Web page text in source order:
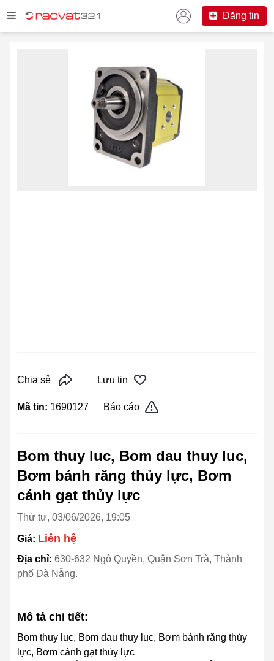
Đăng tin
Chia sẻ Lưu tin
Mã tin: 1690127 Báo cáo
Bom thuy luc, Bom dau thuy luc,
Bơm bánh răng thủy lực, Bơm
cánh gạt thủy lực
Thứ tư, 03/06/2026, 19:05
Giá: Liên hệ
Địa chỉ: 630-632 Ngô Quyền, Quận Sơn Trà, Thành
phố Đà Nẵng.
Mô tả chi tiết:
Bom thuy luc, Bom dau thuy luc, Bơm bánh răng thủy
lực, Bơm cánh gạt thủy lực